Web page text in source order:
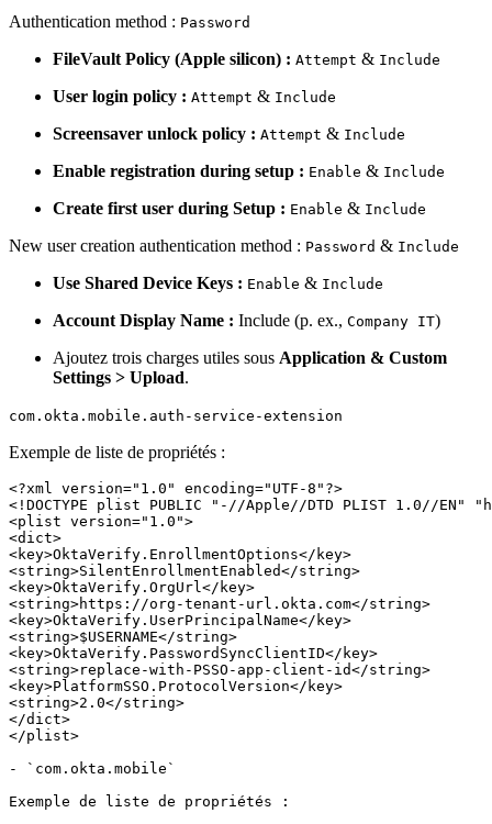
Authentication method : Password
FileVault Policy (Apple silicon) : Attempt & Include
User login policy : Attempt & Include
Screensaver unlock policy : Attempt & Include
Enable registration during setup : Enable & Include
Create first user during Setup : Enable & Include
New user creation authentication method : Password & Include
Use Shared Device Keys : Enable & Include
Account Display Name : Include (p. ex., Company IT)
Ajoutez trois charges utiles sous Application & Custom
Settings > Upload.
com.okta.mobile.auth-service-extension
Exemple de liste de propriétés :
<?xml version="1.0" encoding="UTF-8"?>
<!DOCTYPE plist PUBLIC "-//Apple//DTD PLIST 1.0//EN"
<plist version="1.0">
<dict>
<key>OktaVerify.EnrollmentOptions</key>
<string>SilentEnrollmentEnabled</string>
<key>OktaVerify.OrgUrl</key>
<string>https://org-tenant-url.okta.com</string>
<key>OktaVerify.UserPrincipalName</key>
<string>$USERNAME</string>
<key>OktaVerify.PasswordSyncClientID</key>
<string>replace-with-PSSO-app-client-id</string>
<key>PlatformSSO.ProtocolVersion</key>
<string>2.0</string>
</dict>
</plist>
- `com.okta.mobile`
Exemple de liste de propriétés :